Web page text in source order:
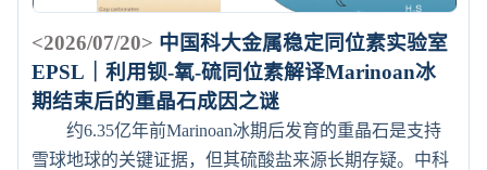
<2026/07/20> 中国科大金属稳定同位素实验室
EPSL｜利用钡-氧-硫同位素解译Marinoan冰
期结束后的重晶石成因之谜
约6.35亿年前Marinoan冰期后发育的重晶石是支持
雪球地球的关键证据，但其硫酸盐来源长期存疑。中科